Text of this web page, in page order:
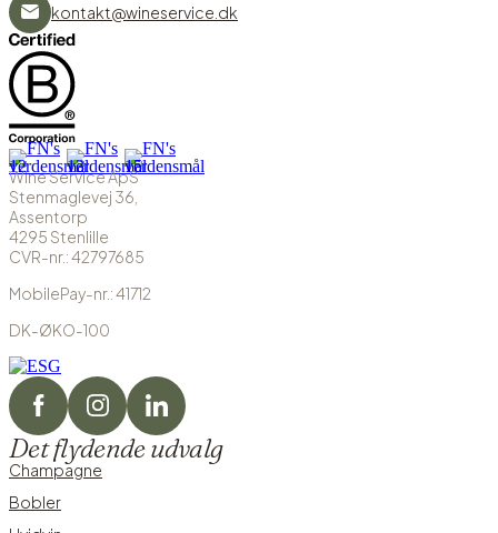
kontakt@wineservice.dk
Wine Service ApS
Stenmaglevej 36,
Assentorp
4295 Stenlille
CVR-nr.: 42797685
MobilePay-nr.: 41712
DK-ØKO-100
Det flydende udvalg
Champagne
Bobler